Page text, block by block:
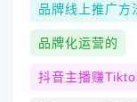
品牌线上推广方
品牌化运营的
抖音主播赚